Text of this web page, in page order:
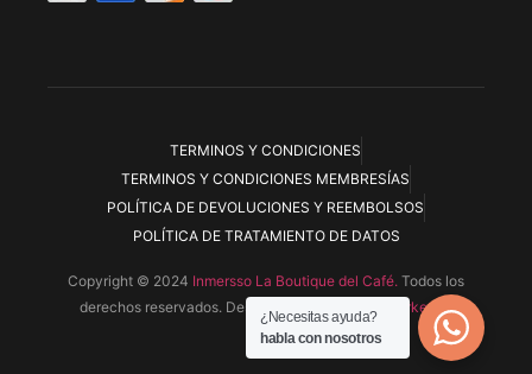
TERMINOS Y CONDICIONES
TERMINOS Y CONDICIONES MEMBRESÍAS
POLÍTICA DE DEVOLUCIONES Y REEMBOLSOS
POLÍTICA DE TRATAMIENTO DE DATOS
Copyright © 2024 Inmersso La Boutique del Café. Todos los
derechos reservados. Desarrollada por
Ryoku Marketing
¿Necesitas ayuda?
habla con nosotros